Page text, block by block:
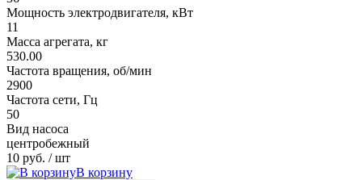
Мощность электродвигателя, кВт
11
Масса агрегата, кг
530.00
Частота вращения, об/мин
2900
Частота сети, Гц
50
Вид насоса
центробежный
10 руб. / шт
В корзину